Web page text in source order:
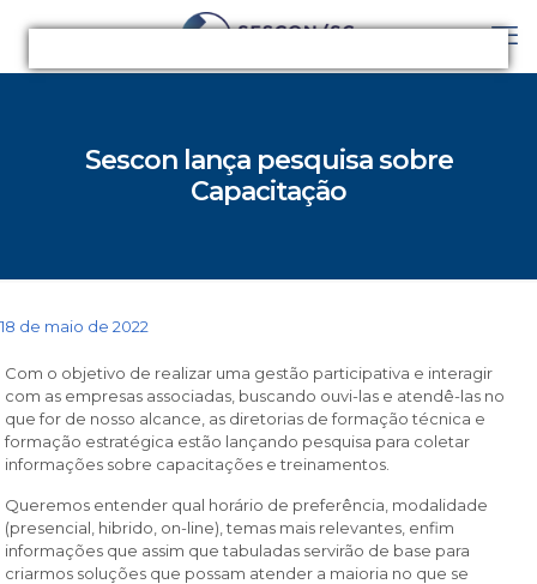
Sescon lança pesquisa sobre
Capacitação
18 de maio de 2022
Com o objetivo de realizar uma gestão participativa e interagir
com as empresas associadas, buscando ouvi-las e atendê-las no
que for de nosso alcance, as diretorias de formação técnica e
formação estratégica estão lançando pesquisa para coletar
informações sobre capacitações e treinamentos.
Queremos entender qual horário de preferência, modalidade
(presencial, hibrido, on-line), temas mais relevantes, enfim
informações que assim que tabuladas servirão de base para
criarmos soluções que possam atender a maioria no que se